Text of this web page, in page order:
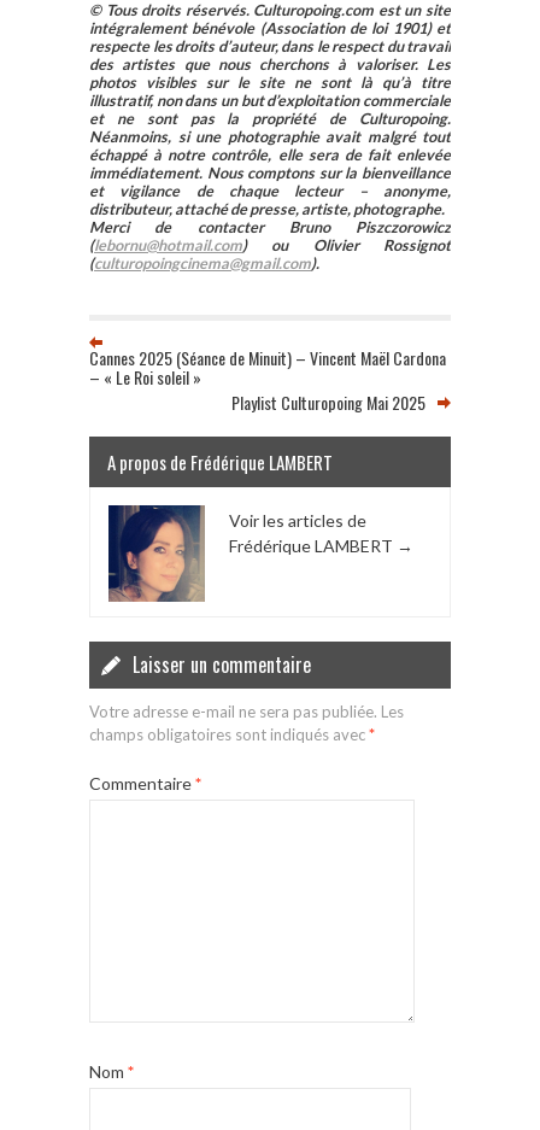
© Tous droits réservés. Culturopoing.com est un site
intégralement bénévole (Association de loi 1901) et
respecte les droits d’auteur, dans le respect du travail
des artistes que nous cherchons à valoriser. Les
photos visibles sur le site ne sont là qu’à titre
illustratif, non dans un but d’exploitation commerciale
et ne sont pas la propriété de Culturopoing.
Néanmoins, si une photographie avait malgré tout
échappé à notre contrôle, elle sera de fait enlevée
immédiatement. Nous comptons sur la bienveillance
et vigilance de chaque lecteur – anonyme,
distributeur, attaché de presse, artiste, photographe.
Merci de contacter Bruno Piszczorowicz
(lebornu@hotmail.com) ou Olivier Rossignot
(culturopoingcinema@gmail.com).
Cannes 2025 (Séance de Minuit) – Vincent Maël Cardona
– « Le Roi soleil »
Playlist Culturopoing Mai 2025
A propos de Frédérique LAMBERT
Voir les articles de
Frédérique LAMBERT →
Laisser un commentaire
Votre adresse e-mail ne sera pas publiée. Les
champs obligatoires sont indiqués avec*
Commentaire*
Nom *